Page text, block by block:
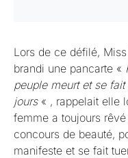
Lors de ce défilé,
brandi une pancarte «
peuple meurt et se
jours« , rappelait elle
femme a toujours
concours de beauté,
manifeste et se fait